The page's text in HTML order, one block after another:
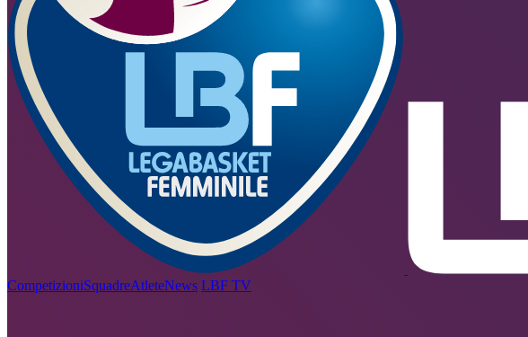
CompetizioniSquadreAtleteNews LBF TV